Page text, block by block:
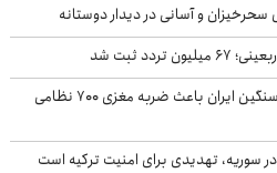
و آسانی در دیدار دوستانه
آسوشیتدپرس افشا کرد: حملات سنگین ایران باعث ضربه مغزی ۷۰۰ نظامی
سوریه، تهدیدی برای امنیت ترکیه است